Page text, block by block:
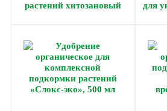
растений хитозановый
для